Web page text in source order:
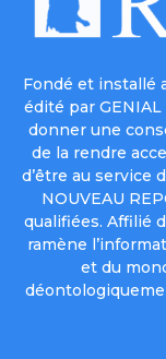
Fondé et installé
édité par
donner une
de la rendre
d’être au service
NOUVEAU
qualifiées. Affilié
ramène
et du